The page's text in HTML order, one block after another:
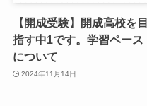
【開成受験】開成高校を目
指す中1です。学習ペース
について
2024年11月14日